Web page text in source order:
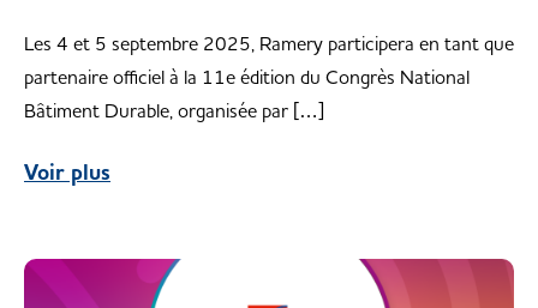
Les 4 et 5 septembre 2025, Ramery participera en tant que
partenaire officiel à la 11e édition du Congrès National
Bâtiment Durable, organisée par […]
Voir plus